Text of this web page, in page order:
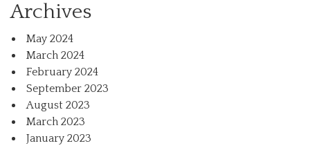
Archives
May 2024
March 2024
February 2024
September 2023
August 2023
March 2023
January 2023